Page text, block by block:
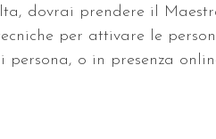
dovrai prendere il
per attivare le
persona, o in presenza